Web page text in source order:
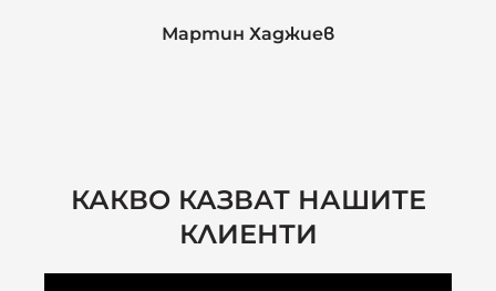
Мартин Хаджиев
КАКВО КАЗВАТ НАШИТЕ
КЛИЕНТИ